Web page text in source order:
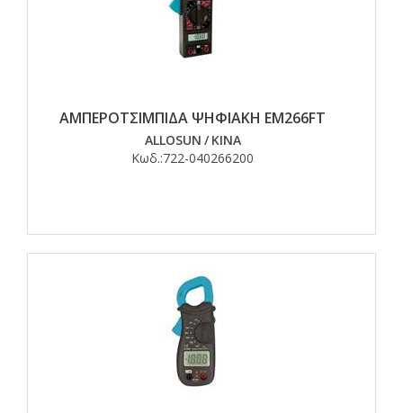
ΑΜΠΕΡΟΤΣΙΜΠΙΔΑ ΨΗΦΙΑΚΗ ΕΜ266FT
ALLOSUN / ΚΙΝΑ
Κωδ.:722-040266200